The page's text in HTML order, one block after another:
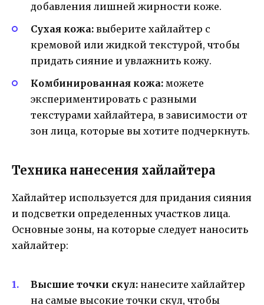
добавления лишней жирности коже.
Сухая кожа: выберите хайлайтер с
кремовой или жидкой текстурой, чтобы
придать сияние и увлажнить кожу.
Комбинированная кожа: можете
экспериментировать с разными
текстурами хайлайтера, в зависимости от
зон лица, которые вы хотите подчеркнуть.
Техника нанесения хайлайтера
Хайлайтер используется для придания сияния
и подсветки определенных участков лица.
Основные зоны, на которые следует наносить
хайлайтер:
Высшие точки скул: нанесите хайлайтер
на самые высокие точки скул, чтобы